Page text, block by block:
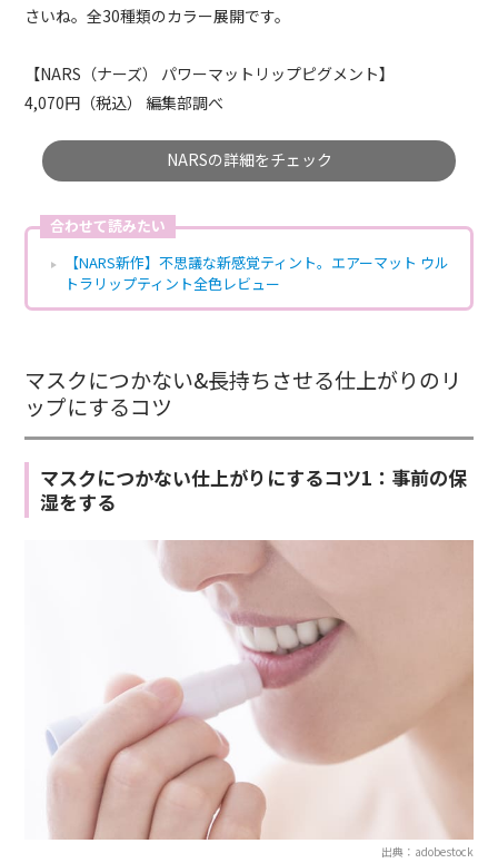
さいね。全30種類のカラー展開です。
【NARS（ナーズ） パワーマットリップピグメント】
4,070円（税込） 編集部調べ
NARSの詳細をチェック
合わせて読みたい
【NARS新作】不思議な新感覚ティント。エアーマット ウル
トラリップティント全色レビュー
マスクにつかない&長持ちさせる仕上がりのリ
ップにするコツ
マスクにつかない仕上がりにするコツ1：事前の保
湿をする
出典：adobestock